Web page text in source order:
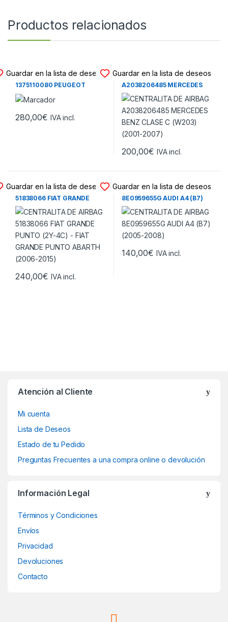
Productos relacionados
Guardar en la lista de deseos
CENTRALITA DE AIRBAG
1375110080 PEUGEOT
BOXER II – CITROEN JUMPER
II – FIAT DUCATO II (2006-
280,00€ IVA incl.
Guardar en la lista de deseos
CENTRALITA DE AIRBAG
A2038206485 MERCEDES
BENZ CLASE C (W203)
(2001-2007)
200,00€ IVA incl.
Guardar en la lista de deseos
CENTRALITA DE AIRBAG
51838066 FIAT GRANDE
PUNTO (2Y-4C) – FIAT
GRANDE PUNTO ABARTH
(2006-2015)
240,00€ IVA incl.
Guardar en la lista de deseos
CENTRALITA DE AIRBAG
8E0959655G AUDI A4 (B7)
(2005-2008)
140,00€ IVA incl.
Atención al Cliente
Mi cuenta
Lista de Deseos
Estado de tu Pedido
Preguntas Frecuentes a una compra online o devolución
Información Legal
Términos y Condiciones
Envíos
Privacidad
Devoluciones
Contacto